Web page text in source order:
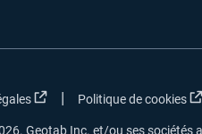
Ouvrir dans une nouvelle
| Politique de cookies
Geotab Inc. et/ou ses sociétés